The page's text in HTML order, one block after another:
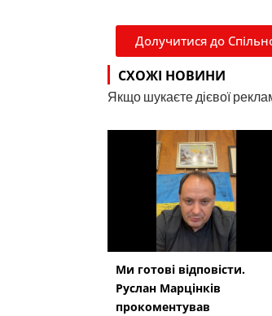
Долучитися до
СХОЖІ НОВИНИ
Якщо шукаєте дієвої
Ми готові відповісти.
Руслан Марцінків
прокоментував